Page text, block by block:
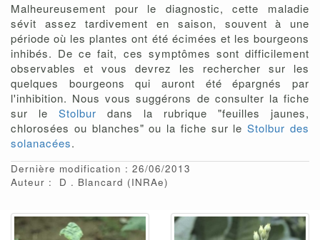
Malheureusement pour le diagnostic, cette maladie
sévit assez tardivement en saison, souvent à une
période où les plantes ont été écimées et les bourgeons
inhibés. De ce fait, ces symptômes sont difficilement
observables et vous devrez les rechercher sur les
quelques bourgeons qui auront été épargnés par
l'inhibition. Nous vous suggérons de consulter la fiche
sur le Stolbur dans la rubrique "feuilles jaunes,
chlorosées ou blanches" ou la fiche sur leStolbur des
solanacées.
Dernière modification : 26/06/2013
Auteur :
D Blancard (INRAe)